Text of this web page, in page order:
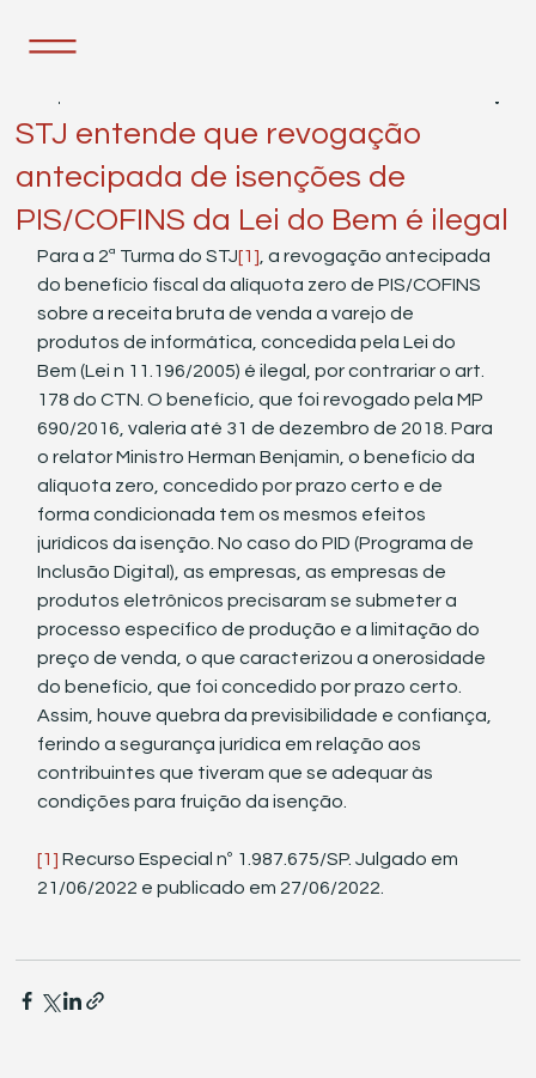
STJ entende que revogação
antecipada de isenções de
PIS/COFINS da Lei do Bem é ilegal
Para a 2ª Turma do STJ[1] , a revogação antecipada
do benefício fiscal da alíquota zero de PIS/COFINS
sobre a receita bruta de venda a varejo de
produtos de informática, concedida pela Lei do
Bem (Lei n 11.196/2005) é ilegal, por contrariar o art.
178 do CTN. O benefício, que foi revogado pela MP
690/2016, valeria até 31 de dezembro de 2018. Para
o relator Ministro Herman Benjamin, o benefício da
alíquota zero, concedido por prazo certo e de
forma condicionada tem os mesmos efeitos
jurídicos da isenção. No caso do PID (Programa de
Inclusão Digital), as empresas, as empresas de
produtos eletrônicos precisaram se submeter a
processo específico de produção e a limitação do
preço de venda, o que caracterizou a onerosidade
do benefício, que foi concedido por prazo certo.
Assim, houve quebra da previsibilidade e confiança,
ferindo a segurança jurídica em relação aos
contribuintes que tiveram que se adequar às
condições para fruição da isenção.
[1] Recurso Especial nº 1.987.675/SP. Julgado em
21/06/2022 e publicado em 27/06/2022.